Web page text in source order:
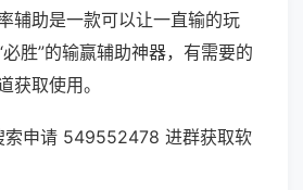
辅助是一款可以让一直输的玩
胜”的输赢辅助神器，有需要的
获取使用。
索申请 549552478 进群获取软